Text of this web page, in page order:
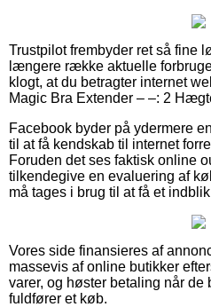
Trustpilot frembyder ret så fine
længere række aktuelle
klogt, at du betragter internet
Magic Bra Extender – –: 2
Facebook byder på ydermere
til at få kendskab til internet
Foruden det ses faktisk online
tilkendegive en evaluering af
må tages i brug til at få et
Vores side finansieres af
massevis af online butikker
varer, og høster betaling når
fuldfører et køb.